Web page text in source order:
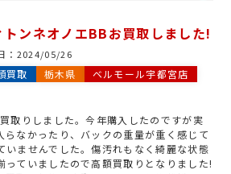
としたヴィトンのバッグや、その他ブラ
計のほかにも貴金属、金券、切手、おハガ
も行っております。一点からでも、ボロボ
丈夫です!査定は無料で行っておりますの
さい!お客様のご来店を心よりお待ちして
定にはお時間をいただきます。ご不明な
わせください。
トンネオノエBBお買取しました!
： 2024/05/26
買取 栃木県 ベルモール宇都宮店
取りしました。今年購入したのですが実
らなかったり、バックの重量が重く感じて
いませんでした。傷汚れもなく綺麗な状態
っていましたので高額買取りとなりました!